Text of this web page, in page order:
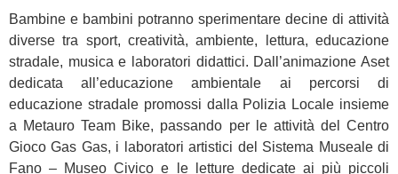
Bambine e bambini potranno sperimentare decine di attività
diverse tra sport, creatività, ambiente, lettura, educazione
stradale, musica e laboratori didattici. Dall’animazione Aset
dedicata all’educazione ambientale ai percorsi di
educazione stradale promossi dalla Polizia Locale insieme
a Metauro Team Bike, passando per le attività del Centro
Gioco Gas Gas, i laboratori artistici del Sistema Museale di
Fano – Museo Civico e le letture dedicate ai più piccoli